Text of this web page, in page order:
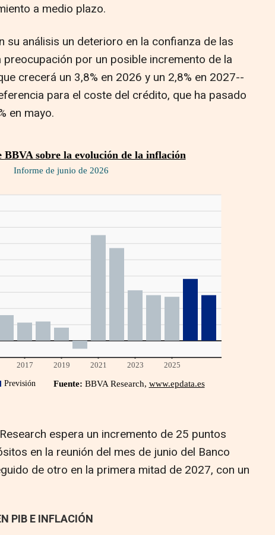
a medio plazo.
su análisis un deterioro en la confianza de las
por un posible incremento de la
crecerá un 3,8% en 2026 y un 2,8% en 2027--
para el coste del crédito, que ha pasado
en mayo.
espera un incremento de 25 puntos
en la reunión del mes de junio del Banco
de otro en la primera mitad de 2027, con un
PIB E INFLACIÓN